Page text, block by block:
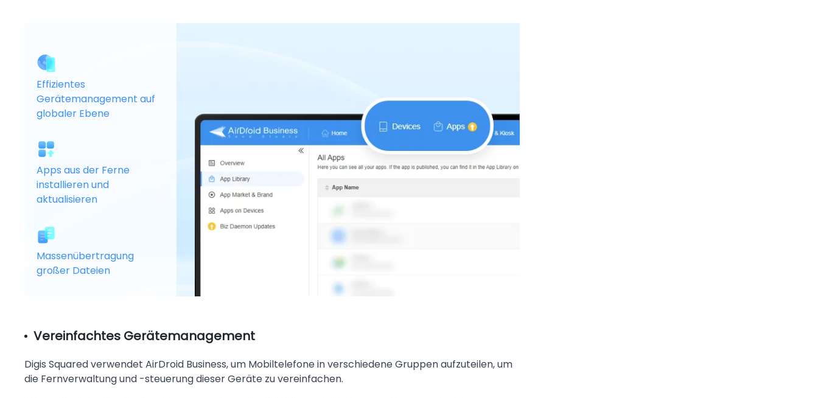
Effizientes
Gerätemanagement auf
globaler Ebene
Apps aus der Ferne
installieren und
aktualisieren
Massenübertragung
großer Dateien
Vereinfachtes Gerätemanagement
Digis Squared verwendet AirDroid Business, um Mobiltelefone in verschiedene Gruppen aufzuteilen, um
die Fernverwaltung und -steuerung dieser Geräte zu vereinfachen.